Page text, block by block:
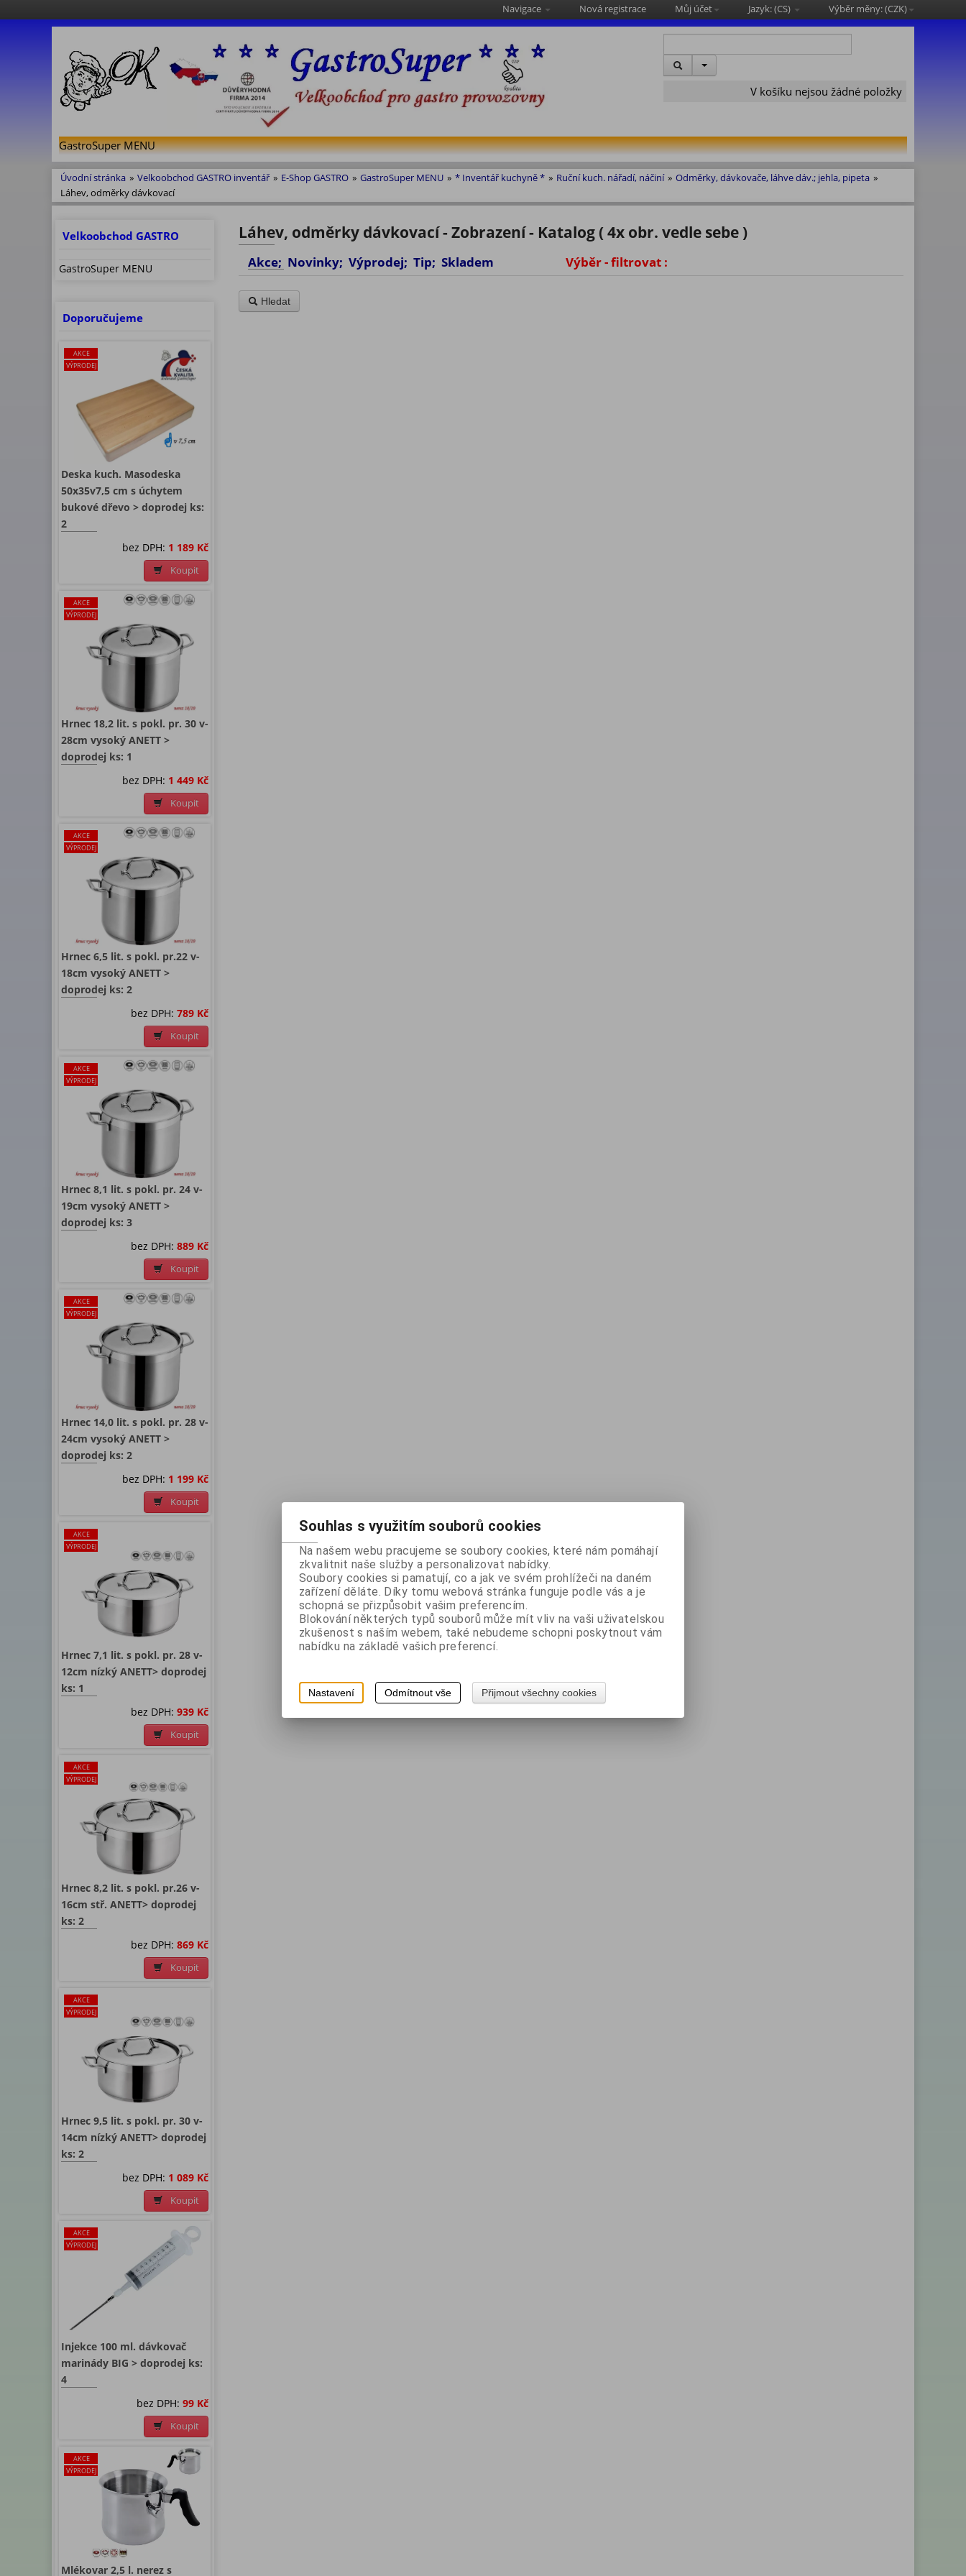
Navigace Nová registrace Můj účet Jazyk: (CS) Výběr měny: (CZK)
V košíku nejsou žádné položky
GastroSuper MENU
Úvodní stránka » Velkoobchod GASTRO inventář » E-Shop GASTRO » GastroSuper MENU » * Inventář kuchyně * » Ruční kuch. nářadí, náčiní » Odměrky, dávkovače, láhve dáv.; jehla, pipeta »
Láhev, odměrky dávkovací
Velkoobchod GASTRO
GastroSuper MENU
Doporučujeme
AKCE
VÝPRODEJ
Deska kuch. Masodeska
50x35v7,5 cm s úchytem
bukové dřevo > doprodej ks:
2
bez DPH: 1 189 Kč
Koupit
AKCE
VÝPRODEJ
Hrnec 18,2 lit. s pokl. pr. 30 v-
28cm vysoký ANETT >
doprodej ks: 1
bez DPH: 1 449 Kč
Koupit
AKCE
VÝPRODEJ
Hrnec 6,5 lit. s pokl. pr.22 v-
18cm vysoký ANETT >
doprodej ks: 2
bez DPH: 789 Kč
Koupit
AKCE
VÝPRODEJ
Hrnec 8,1 lit. s pokl. pr. 24 v-
19cm vysoký ANETT >
doprodej ks: 3
bez DPH: 889 Kč
Koupit
AKCE
VÝPRODEJ
Hrnec 14,0 lit. s pokl. pr. 28 v-
24cm vysoký ANETT >
doprodej ks: 2
bez DPH: 1 199 Kč
Koupit
AKCE
VÝPRODEJ
Hrnec 7,1 lit. s pokl. pr. 28 v-
12cm nízký ANETT> doprodej
ks: 1
bez DPH: 939 Kč
Koupit
AKCE
VÝPRODEJ
Hrnec 8,2 lit. s pokl. pr.26 v-
16cm stř. ANETT> doprodej
ks: 2
bez DPH: 869 Kč
Koupit
AKCE
VÝPRODEJ
Hrnec 9,5 lit. s pokl. pr. 30 v-
14cm nízký ANETT> doprodej
ks: 2
bez DPH: 1 089 Kč
Koupit
AKCE
VÝPRODEJ
Injekce 100 ml. dávkovač
marinády BIG > doprodej ks:
4
bez DPH: 99 Kč
Koupit
AKCE
VÝPRODEJ
Mlékovar 2,5 l. nerez s
Láhev, odměrky dávkovací - Zobrazení - Katalog ( 4x obr. vedle sebe )
Akce; Novinky; Výprodej; Tip; Skladem Výběr - filtrovat :
Hledat
Souhlas s využitím souborů cookies
Na našem webu pracujeme se soubory cookies, které nám pomáhají
zkvalitnit naše služby a personalizovat nabídky.
Soubory cookies si pamatují, co a jak ve svém prohlížeči na daném
zařízení děláte. Díky tomu webová stránka funguje podle vás a je
schopná se přizpůsobit vašim preferencím.
Blokování některých typů souborů může mít vliv na vaši uživatelskou
zkušenost s naším webem, také nebudeme schopni poskytnout vám
nabídku na základě vašich preferencí.
Nastavení Odmítnout vše Přijmout všechny cookies